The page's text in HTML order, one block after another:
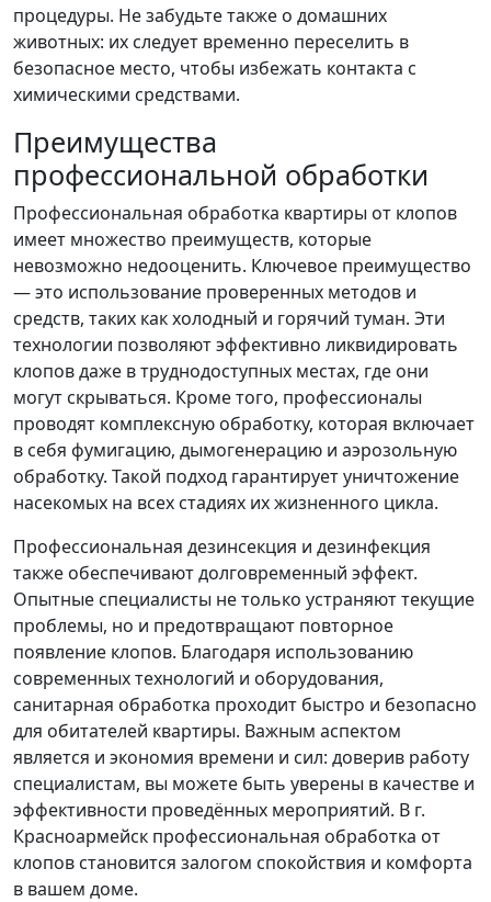
процедуры. Не забудьте также о домашних
животных: их следует временно переселить в
безопасное место, чтобы избежать контакта с
химическими средствами.
Преимущества
профессиональной обработки
Профессиональная обработка квартиры от клопов
имеет множество преимуществ, которые
невозможно недооценить. Ключевое преимущество
— это использование проверенных методов и
средств, таких как холодный и горячий туман. Эти
технологии позволяют эффективно ликвидировать
клопов даже в труднодоступных местах, где они
могут скрываться. Кроме того, профессионалы
проводят комплексную обработку, которая включает
в себя фумигацию, дымогенерацию и аэрозольную
обработку. Такой подход гарантирует уничтожение
насекомых на всех стадиях их жизненного цикла.
Профессиональная дезинсекция и дезинфекция
также обеспечивают долговременный эффект.
Опытные специалисты не только устраняют текущие
проблемы, но и предотвращают повторное
появление клопов. Благодаря использованию
современных технологий и оборудования,
санитарная обработка проходит быстро и безопасно
для обитателей квартиры. Важным аспектом
является и экономия времени и сил: доверив работу
специалистам, вы можете быть уверены в качестве и
эффективности проведённых мероприятий. В г.
Красноармейск профессиональная обработка от
клопов становится залогом спокойствия и комфорта
в вашем доме.